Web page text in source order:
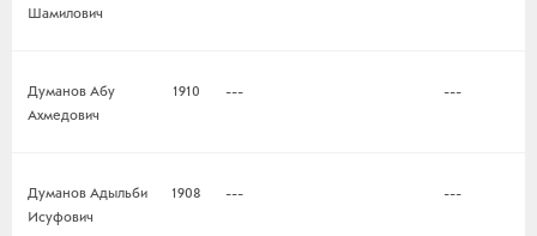
Шамилович
Думанов Абу
Ахмедович
1910 --- ---
Думанов Адыльби
Исуфович
1908 --- ---